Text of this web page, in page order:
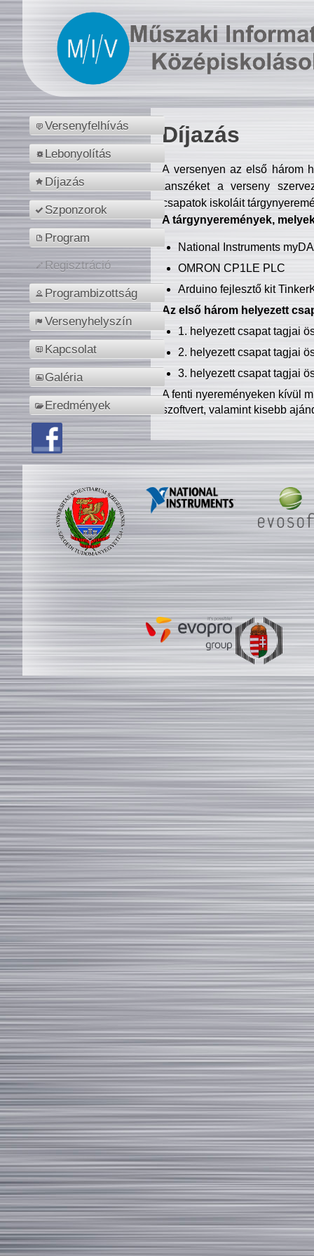
Versenyfelhívás
Lebonyolítás
Díjazás
Szponzorok
Program
Regisztráció
Programbizottság
Versenyhelyszín
Kapcsolat
Galéria
Eredmények
Díjazás
A versenyen az első három
tanszéket a verseny
csapatok iskoláit
A tárgynyeremények,
National Instruments
OMRON CP1LE PLC
Arduino fejlesztő kit
Az első három helyezett
1. helyezett csapat tagjai
2. helyezett csapat tagjai
3. helyezett csapat tagjai
A fenti nyereményeken kívül
szoftvert, valamint kisebb